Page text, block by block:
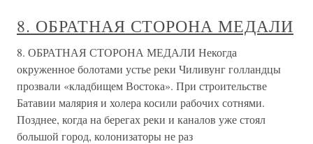
8. ОБРАТНАЯ СТОРОНА МЕДАЛИ
8. ОБРАТНАЯ СТОРОНА МЕДАЛИ Некогда
окруженное болотами устье реки Чиливунг голландцы
прозвали «кладбищем Востока». При строительстве
Батавии малярия и холера косили рабочих сотнями.
Позднее, когда на берегах реки и каналов уже стоял
большой город, колонизаторы не раз